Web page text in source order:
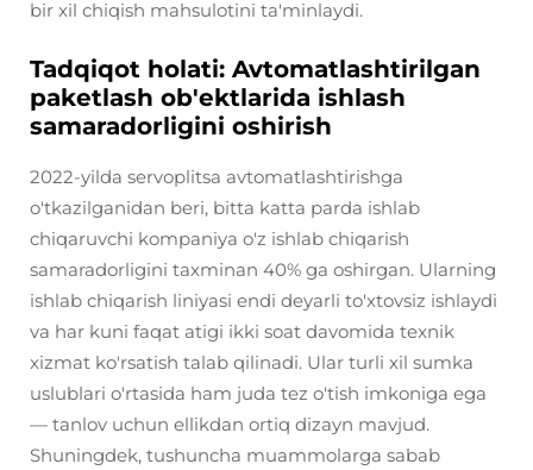
bir xil chiqish mahsulotini ta'minlaydi.
Tadqiqot holati: Avtomatlashtirilgan
paketlash ob'ektlarida ishlash
samaradorligini oshirish
2022-yilda servoplitsa avtomatlashtirishga
o'tkazilganidan beri, bitta katta parda ishlab
chiqaruvchi kompaniya o'z ishlab chiqarish
samaradorligini taxminan 40% ga oshirgan. Ularning
ishlab chiqarish liniyasi endi deyarli to'xtovsiz ishlaydi
va har kuni faqat atigi ikki soat davomida texnik
xizmat ko'rsatish talab qilinadi. Ular turli xil sumka
uslublari o'rtasida ham juda tez o'tish imkoniga ega
— tanlov uchun ellikdan ortiq dizayn mavjud.
Shuningdek, tushuncha muammolarga sabab